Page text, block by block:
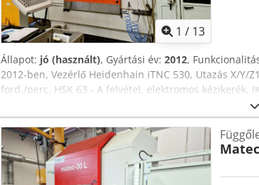
1 / 13
Állapot: jó (használt), Gyártási év: 2012,
2012-ben, Vezérlő Heidenhain iTNC 530, Utazás X/
ford./perc, HSK 63 - A felvétel, elektromos kézikerék,
munkatér, WWy you. mérőrendszerek,
mérőműszer, Chsdszlc Hnspfx Abyoa
Matec